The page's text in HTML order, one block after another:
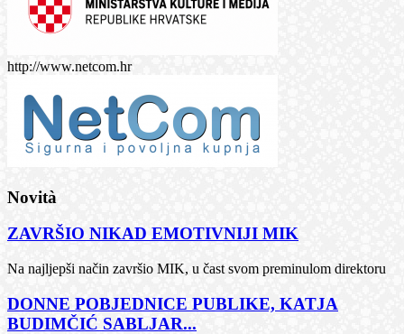
http://www.netcom.hr
Novità
ZAVRŠIO NIKAD EMOTIVNIJI MIK
Na najljepši način završio MIK, u čast svom preminulom direktoru
DONNE POBJEDNICE PUBLIKE, KATJA
BUDIMČIĆ SABLJAR...